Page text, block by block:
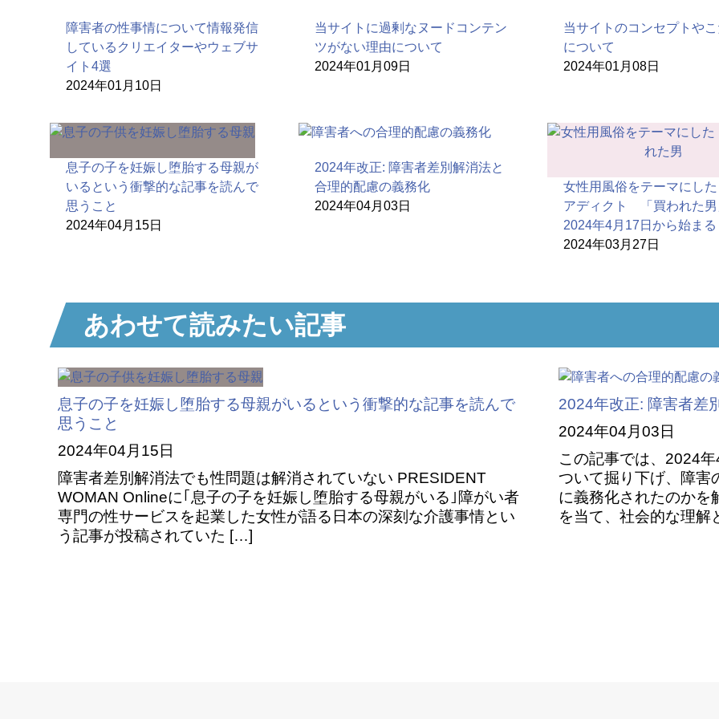
障害者の性事情について情報発信
しているクリエイターやウェブサ
イト4選
2024年01月10日
当サイトに過剰なヌードコンテン
ツがない理由について
2024年01月09日
当サイトのコンセプトや
について
2024年01月08日
息子の子を妊娠し堕胎する母親が
いるという衝撃的な記事を読んで
思うこと
2024年04月15日
2024年改正: 障害者差別解消法と
合理的配慮の義務化
2024年04月03日
女性用風俗をテーマにし
アディクト 「買われた男
2024年4月17日から始まる
2024年03月27日
あわせて読みたい記事
息子の子を妊娠し堕胎する母親がいるという衝撃的な記事を読んで
思うこと
2024年04月15日
障害者差別解消法でも性問題は解消されていない PRESIDENT
WOMAN Onlineに｢息子の子を妊娠し堕胎する母親がいる｣障がい者
専門の性サービスを起業した女性が語る日本の深刻な介護事情とい
う記事が投稿されていた […]
2024年改正: 障害者差
2024年04月03日
この記事では、2024
ついて掘り下げ、障害
に義務化されたのかを
を当て、社会的な理解